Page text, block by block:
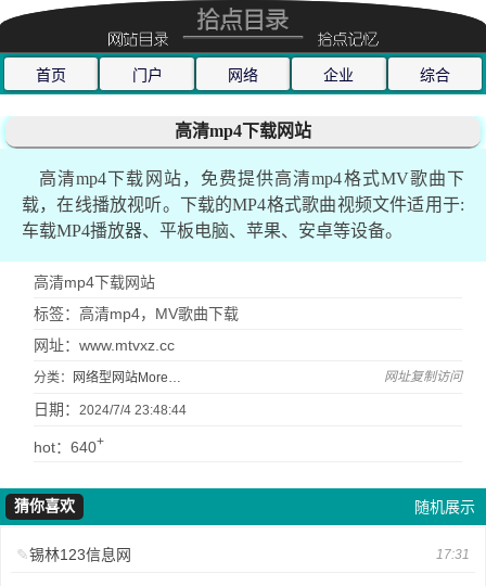
首页 门户 网络 企业 综合
高清mp4下载网站
高清mp4下载网站，免费提供高清mp4格式MV歌曲下
载，在线播放视听。下载的MP4格式歌曲视频文件适用于:
车载MP4播放器、平板电脑、苹果、安卓等设备。
高清mp4下载网站
标签：高清mp4，MV歌曲下载
网址：www.mtvxz.cc
网址复制访问
分类： 网络型网站More…
日期：2024/7/4 23:48:44
hot：640+
随机展示
猜你喜欢
17:31
锡林123信息网